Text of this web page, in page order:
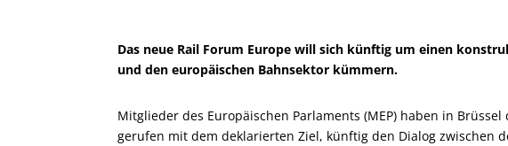
Das neue Rail Forum Europe will sich künftig um einen
und den europäischen Bahnsektor kümmern.
Mitglieder des Europäischen Parlaments (MEP) haben in
gerufen mit dem deklarierten Ziel, künftig den Dialog zwischen